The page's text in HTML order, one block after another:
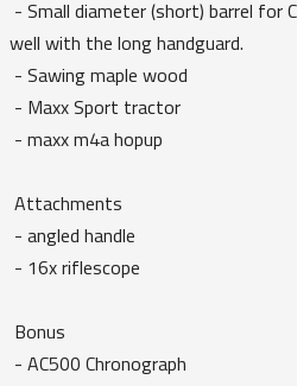
- Small diameter (short) barrel for
well with the long handguard.
- Sawing maple wood
- Maxx Sport tractor
- maxx m4a hopup
Attachments
- angled handle
- 16x riflescope
Bonus
- AC500 Chronograph